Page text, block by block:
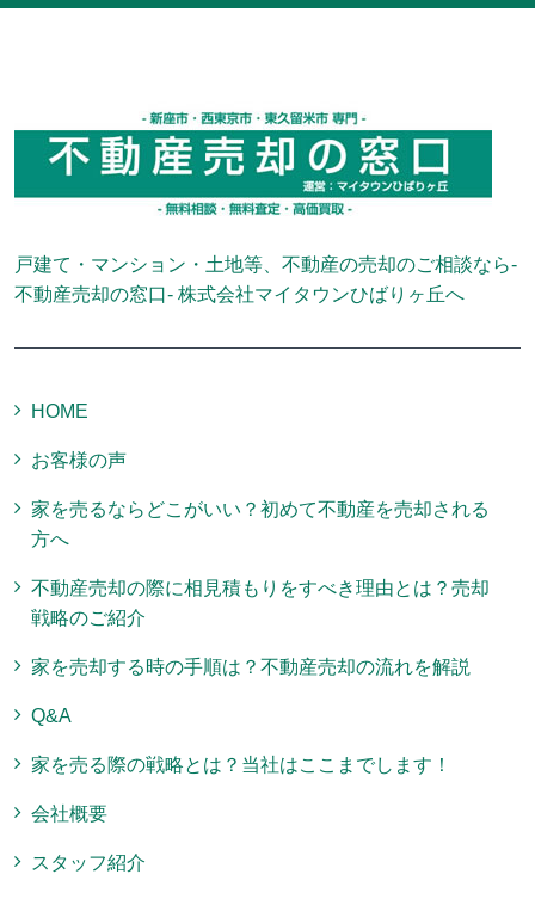
戸建て・マンション・土地等、不動産の売却のご相談なら-
不動産売却の窓口- 株式会社マイタウンひばりヶ丘へ
HOME
お客様の声
家を売るならどこがいい？初めて不動産を売却される
方へ
不動産売却の際に相見積もりをすべき理由とは？売却
戦略のご紹介
家を売却する時の手順は？不動産売却の流れを解説
Q&A
家を売る際の戦略とは？当社はここまでします！
会社概要
スタッフ紹介